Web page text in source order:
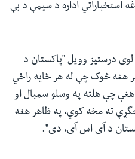
استخباراتي اداره د سیمې د بې
لوی درستیز وویل "پاکستان د
هغه څوک چې له هر ځایه راځي
چې هلته په وسلو سمبال او
ته مخه کوي، په ظاهر هغه
د آی اس آی، دی".